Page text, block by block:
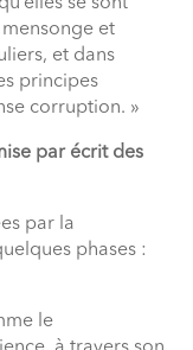
et
et dans
principes
corruption. »
par écrit des
par la
phases :
le